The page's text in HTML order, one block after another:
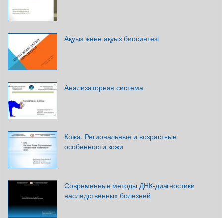
Ақуыз және ақуыз биосинтезі
Анализаторная система
Кожа. Региональные и возрастные
особенности кожи
Современные методы ДНК-диагностики
наследственных болезней